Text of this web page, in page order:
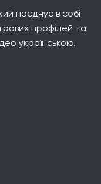
поєднує в собі
профілей та
українською.